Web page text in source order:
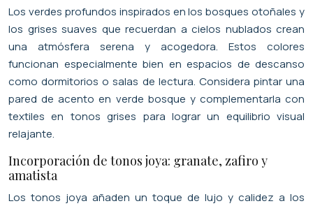
Los verdes profundos inspirados en los bosques otoñales y
los grises suaves que recuerdan a cielos nublados crean
una atmósfera serena y acogedora. Estos colores
funcionan especialmente bien en espacios de descanso
como dormitorios o salas de lectura. Considera pintar una
pared de acento en verde bosque y complementarla con
textiles en tonos grises para lograr un equilibrio visual
relajante.
Incorporación de tonos joya: granate, zafiro y
amatista
Los tonos joya añaden un toque de lujo y calidez a los